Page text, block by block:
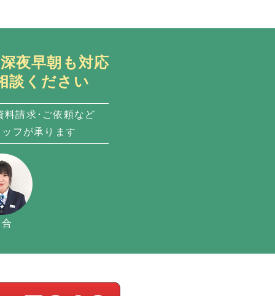
夜早朝も対応
談ください
料請求･ご依頼など
フが承ります